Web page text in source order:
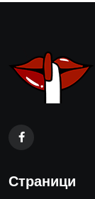
Страници